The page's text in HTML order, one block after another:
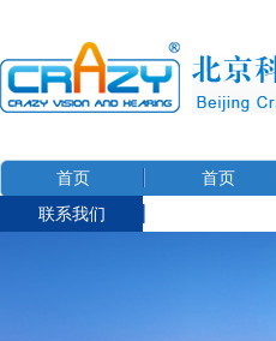
首页 首页
联系我们